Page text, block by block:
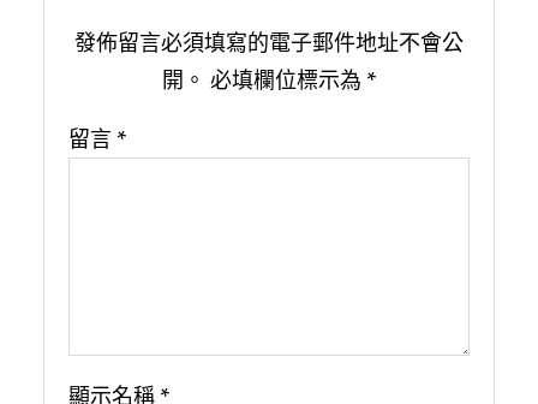
發佈留言必須填寫的電子郵件地址不會公
開。 必填欄位標示為 *
留言 *
顯示名稱 *